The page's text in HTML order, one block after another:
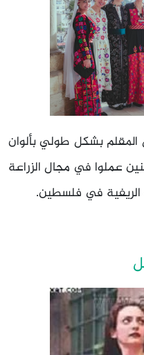
المقلم بشكل طولي بألوان
عملوا في مجال الزراعة
الريفية في فلسطين.